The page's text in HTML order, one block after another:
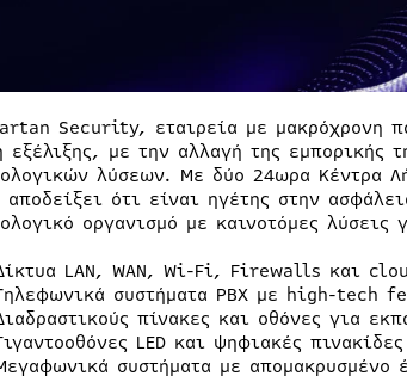
Security, εταιρεία με μακρόχρονη
εξέλιξης, με την αλλαγή της εμπορικής
λύσεων. Με δύο 24ωρα Κέντρα
αποδείξει ότι είναι ηγέτης στην
οργανισμό με καινοτόμες
LAN, WAN, Wi-Fi, Firewalls και
συστήματα PBX με high-tech
πίνακες και οθόνες για
LED και ψηφιακές
συστήματα με απομακρυσμένο